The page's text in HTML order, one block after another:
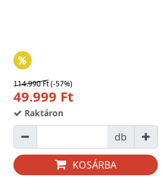
114.990 Ft(-57%)
49.999 Ft
Raktáron
db
KOSÁRBA